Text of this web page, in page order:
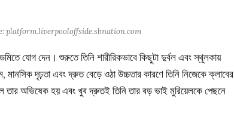
platform.liverpooloffside.sbnation.com
যোগ দেন। শুরুতে তিনি শারীরিকভাবে কিছুটা দুর্বল এবং স্থূলকায়
দৃঢ়তা এবং দ্রুত বেড়ে ওঠা উচ্চতার কারণে তিনি নিজেকে ক্লাবের
তার অভিষেক হয় এবং খুব দ্রুতই তিনি তার বড় ভাই মুরিয়েলকে পেছনে